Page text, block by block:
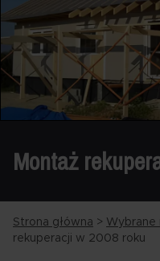
Montaż
Strona główna > Wybrane
rekuperacji w 2008 roku